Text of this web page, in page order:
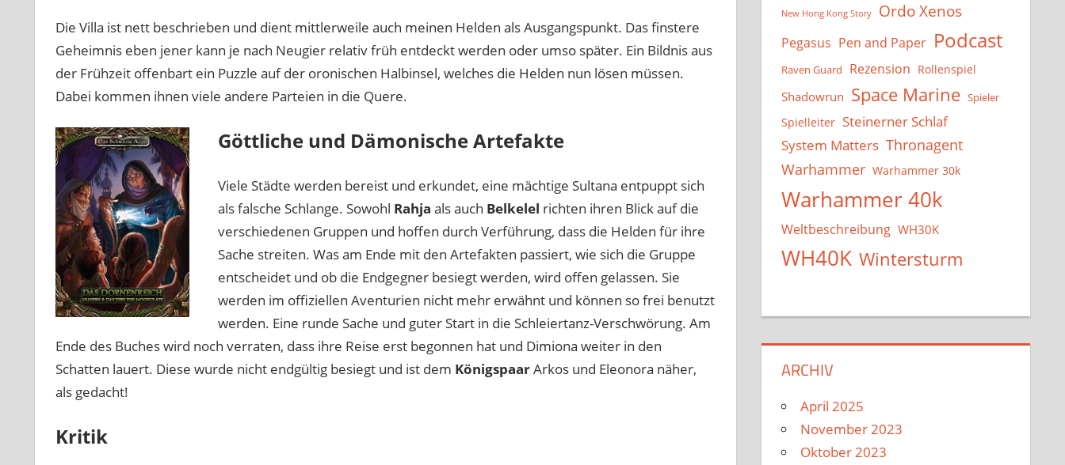
Die Villa ist nett beschrieben und dient mittlerweile auch meinen Helden als Ausgangspunkt. Das finstere
Geheimnis eben jener kann je nach Neugier relativ früh entdeckt werden oder umso später. Ein Bildnis aus
der Frühzeit offenbart ein Puzzle auf der oronischen Halbinsel, welches die Helden nun lösen müssen.
Dabei kommen ihnen viele andere Parteien in die Quere.
Göttliche und Dämonische Artefakte
Viele Städte werden bereist und erkundet, eine mächtige Sultana entpuppt sich
als falsche Schlange. Sowohl Rahja als auch Belkelel richten ihren Blick auf die
verschiedenen Gruppen und hoffen durch Verführung, dass die Helden für ihre
Sache streiten. Was am Ende mit den Artefakten passiert, wie sich die Gruppe
entscheidet und ob die Endgegner besiegt werden, wird offen gelassen. Sie
werden im offiziellen Aventurien nicht mehr erwähnt und können so frei benutzt
werden. Eine runde Sache und guter Start in die Schleiertanz-Verschwörung. Am
Ende des Buches wird noch verraten, dass ihre Reise erst begonnen hat und Dimiona weiter in den
Schatten lauert. Diese wurde nicht endgültig besiegt und ist dem KönigspaarArkos und Eleonora näher,
als gedacht!
Kritik
New Hong Kong Story Ordo Xenos
Pegasus Pen and Paper Podcast
Raven Guard Rezension Rollenspiel
Shadowrun Space Marine Spieler
Spielleiter Steinerner Schlaf
System Matters Thronagent
Warhammer Warhammer 30k
Warhammer 40k
Weltbeschreibung WH30K
WH40K Wintersturm
ARCHIV
April 2025
November 2023
Oktober 2023